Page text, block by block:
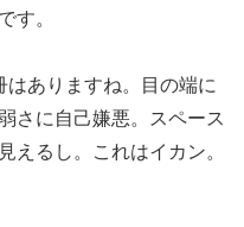
す。
はありますね。目の端に
さに自己嫌悪。スペース
えるし。これはイカン。